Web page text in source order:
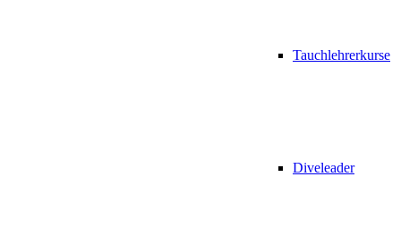
Tauchlehrerkurse
Diveleader